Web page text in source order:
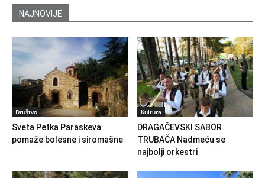
NAJNOVIJE
Društvo
Sveta Petka Paraskeva
pomaže bolesne i siromašne
Kultura
DRAGAČEVSKI SABOR
TRUBAČA Nadmeću se
najbolji orkestri